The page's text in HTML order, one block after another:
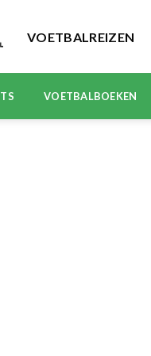
VOETBALREIZEN
VOETBALBOEKEN